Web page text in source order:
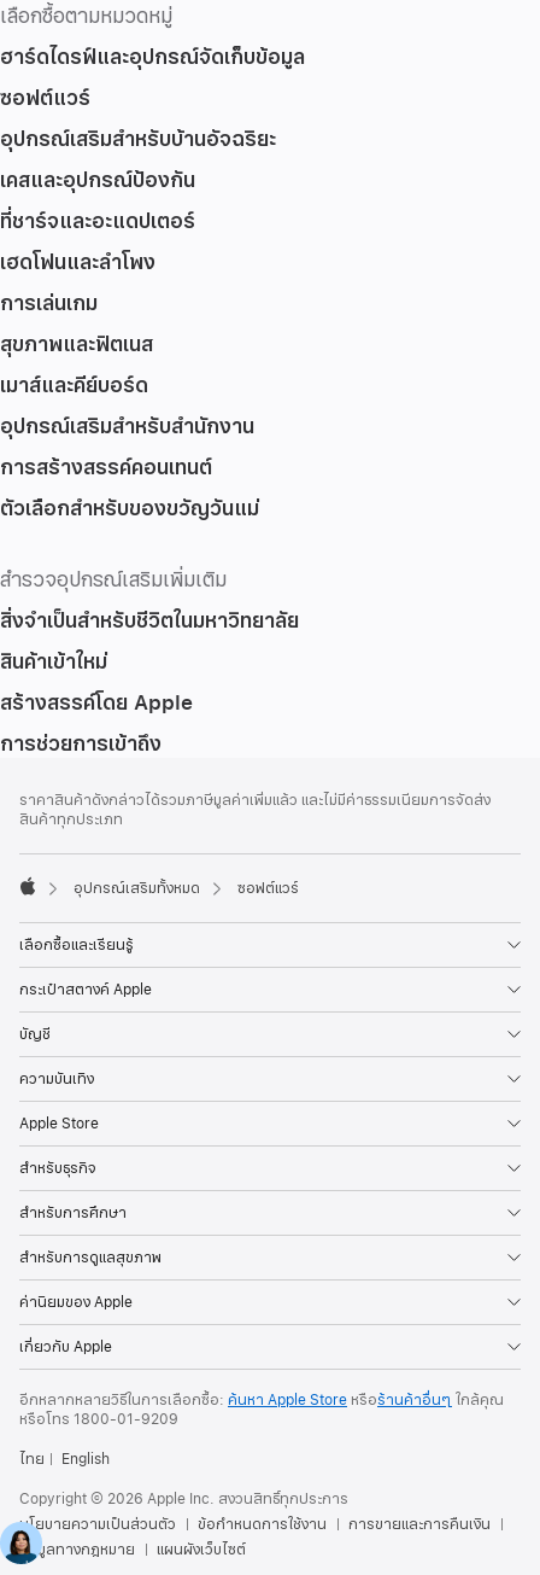
เลือกซื้อตามหมวดหมู่
ฮาร์ดไดรฟ์และอุปกรณ์จัดเก็บข้อมูล
ซอฟต์แวร์
อุปกรณ์เสริมสำหรับบ้านอัจฉริยะ
เคสและอุปกรณ์ป้องกัน
ที่ชาร์จและอะแดปเตอร์
เฮดโฟนและลำโพง
การเล่นเกม
สุขภาพและฟิตเนส
เมาส์และคีย์บอร์ด
อุปกรณ์เสริมสำหรับสำนักงาน
การสร้างสรรค์คอนเทนต์
ตัวเลือกสำหรับของขวัญวันแม่
สำรวจอุปกรณ์เสริมเพิ่มเติม
สิ่งจำเป็นสำหรับชีวิตในมหาวิทยาลัย
สินค้าเข้าใหม่
สร้างสรรค์โดย Apple
การช่วยการเข้าถึง
ท้าย
เชิงอรรถ
ราคาสินค้าดังกล่าวได้รวมภาษีมูลค่าเพิ่มแล้ว และไม่มีค่าธรรมเนียมการจัดส่ง
สินค้าทุกประเภท
อุปกรณ์เสริมทั้งหมด ซอฟต์แวร์
เลือกซื้อและเรียนรู้
กระเป๋าสตางค์ Apple
บัญชี
ความบันเทิง
Apple Store
สำหรับธุรกิจ
สำหรับการศึกษา
สำหรับการดูแลสุขภาพ
ค่านิยมของ Apple
เกี่ยวกับ Apple
อีกหลากหลายวิธีในการเลือกซื้อ: ค้นหา Apple Store หรือร้านค้าอื่นๆ ใกล้คุณ
หรือโทร 1800-01-9209
ไทย
English
Copyright © 2026 Apple Inc. สงวนสิทธิ์ทุกประการ
นโยบายความเป็นส่วนตัว
ข้อกำหนดการใช้งาน
การขายและการคืนเงิน
ข้อมูลทางกฎหมาย
แผนผังเว็บไซต์